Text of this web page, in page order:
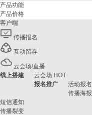
产品功能
产品价格
客户端
传播报名
互动留存
云会场/直播
线上搭建
云会场 HOT
报名推广
活动报名
传播海报
短信通知
传播裂变